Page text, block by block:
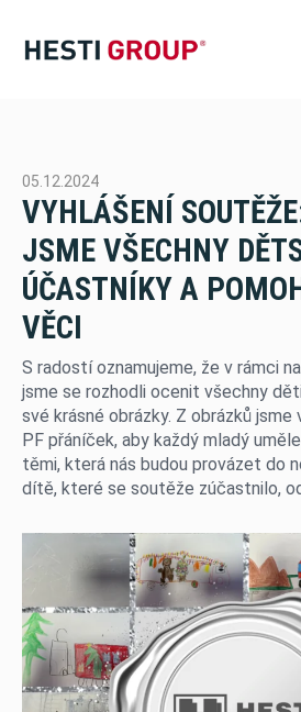
Logistika
VW Servis
Akce
Nabídka nových
Nabídka ojetých
Zastupované
HESTI Group
05.12.2024
VYHLÁŠENÍ
JSME VŠECHNY
ÚČASTNÍKY A
VĚCI
S radostí oznamujeme, že v rámci
jsme se rozhodli ocenit všechny
své krásné obrázky. Z obrázků
PF přáníček, aby každý mladý
těmi, která nás budou provázet do
dítě, které se soutěže zúčastnilo,